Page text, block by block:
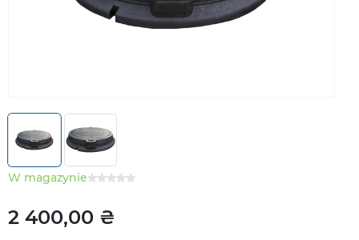
W magazynie
2 400,00 ₴